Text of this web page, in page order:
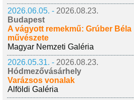
2026.06.05. - 2026.08.23.
Budapest
A vágyott remekmű: Grúber Béla
művészete
Magyar Nemzeti Galéria
2026.05.31. - 2026.08.23.
Hódmezővásárhely
Varázsos vonalak
Alföldi Galéria